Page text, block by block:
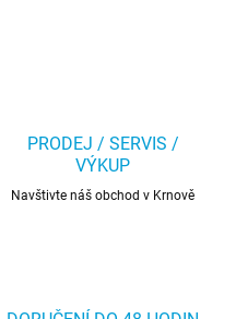
PRODEJ / SERVIS /
VÝKUP
Navštivte náš obchod v Krnově